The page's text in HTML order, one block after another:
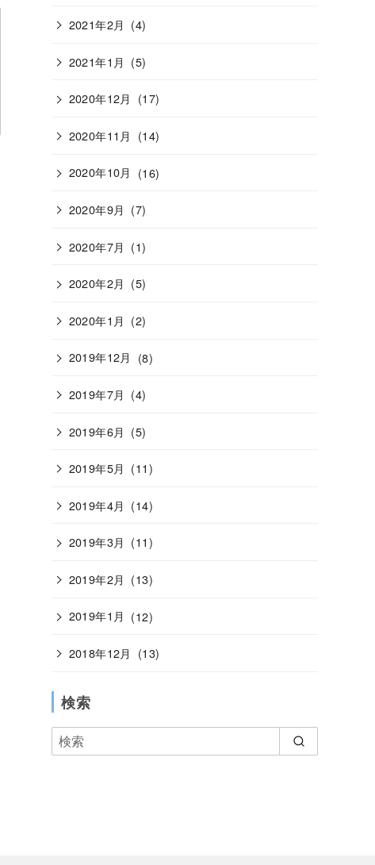
2021年2月 (4)
2021年1月 (5)
2020年12月 (17)
2020年11月 (14)
2020年10月 (16)
2020年9月 (7)
2020年7月 (1)
2020年2月 (5)
2020年1月 (2)
2019年12月 (8)
2019年7月 (4)
2019年6月 (5)
2019年5月 (11)
2019年4月 (14)
2019年3月 (11)
2019年2月 (13)
2019年1月 (12)
2018年12月 (13)
検索